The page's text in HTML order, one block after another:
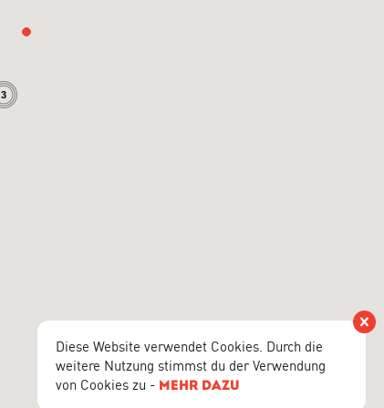
3
Diese Website verwendet Cookies. Durch die
weitere Nutzung stimmst du der Verwendung
von Cookies zu - mehr dazu